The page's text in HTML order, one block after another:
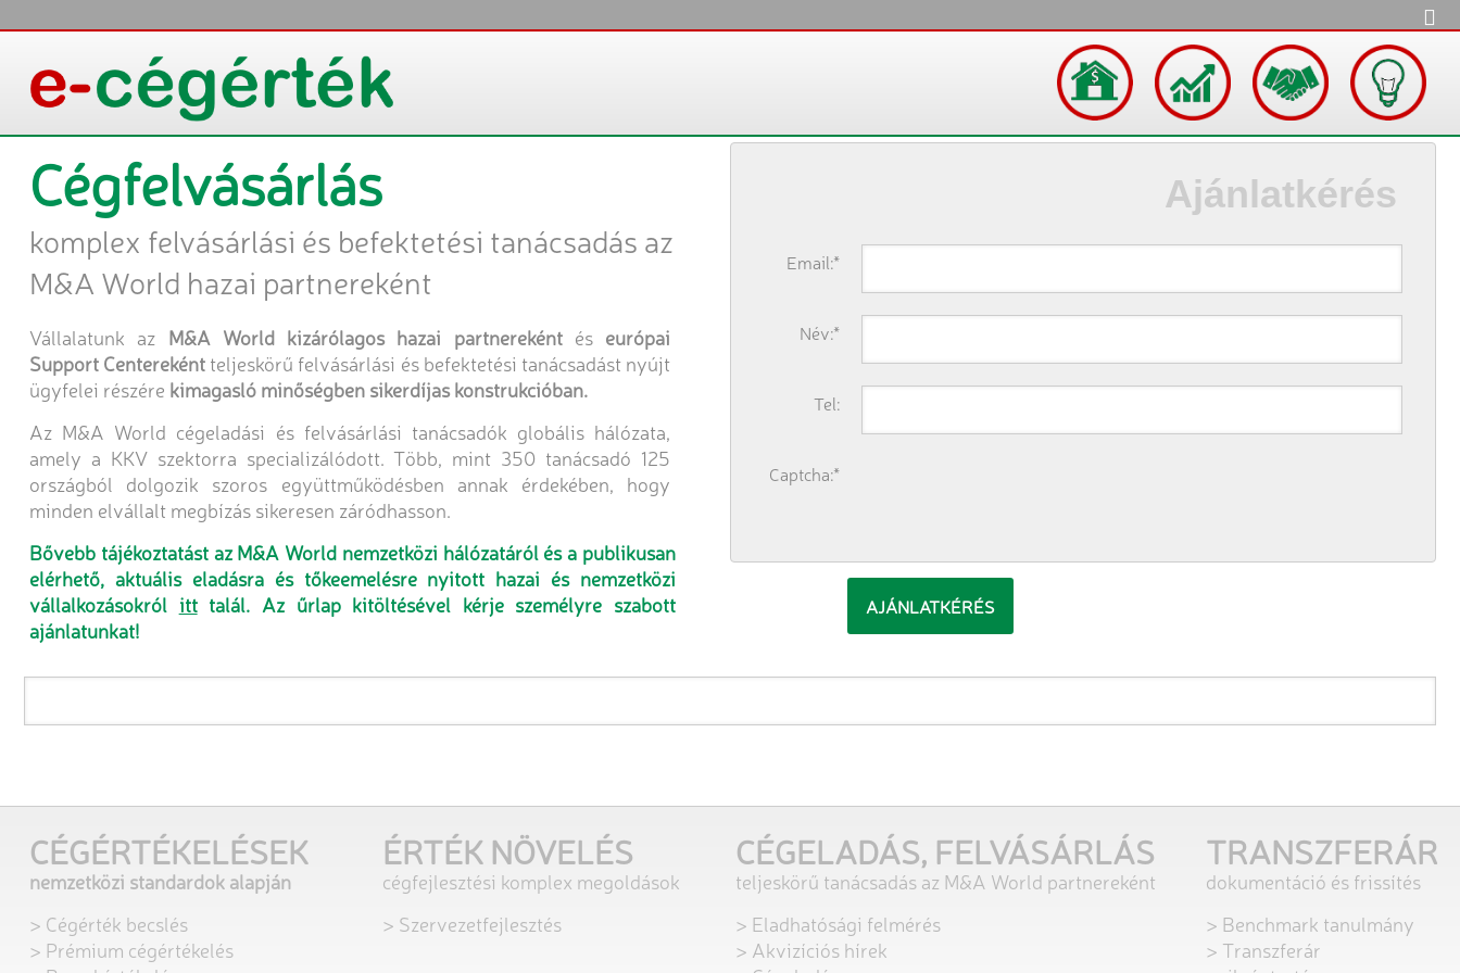
Cégfelvásárlás
komplex felvásárlási és befektetési tanácsadás az
M&A World hazai partnereként
Vállalatunk az M&A World kizárólagos hazai partnerekéntés európai
Support Centereként teljeskörű felvásárlási és befektetési tanácsadást nyújt
ügyfelei részére kimagasló minőségben sikerdíjas konstrukcióban.
Az M&A World cégeladási és felvásárlási tanácsadók globális hálózata,
amely a KKV szektorra specializálódott. Több, mint 350 tanácsadó 125
országból dolgozik szoros együttműködésben annak érdekében, hogy
minden elvállalt megbízás sikeresen záródhasson.
Bővebb tájékoztatást az M&A World nemzetközi hálózatáról és a publikusan
elérhető, aktuális eladásra és tőkeemelésre nyitott hazai és nemzetközi
vállalkozásokról itttalál. Az űrlap kitöltésével kérje személyre szabott
ajánlatunkat!
Ajánlatkérés
Email:*
Név:*
Tel:
Captcha:*
CÉGÉRTÉKELÉSEK
nemzetközi standardok alapján
> Cégérték becslés
> Prémium cégértékelés
ÉRTÉK NÖVELÉS
cégfejlesztési komplex megoldások
> Szervezetfejlesztés
CÉGELADÁS, FELVÁSÁRLÁS
teljeskörű tanácsadás az M&A World partnereként
> Eladhatósági felmérés
> Akvizíciós hírek
TRANSZFERÁR
dokumentáció és frissítés
> Benchmark tanulmány
> Transzferár